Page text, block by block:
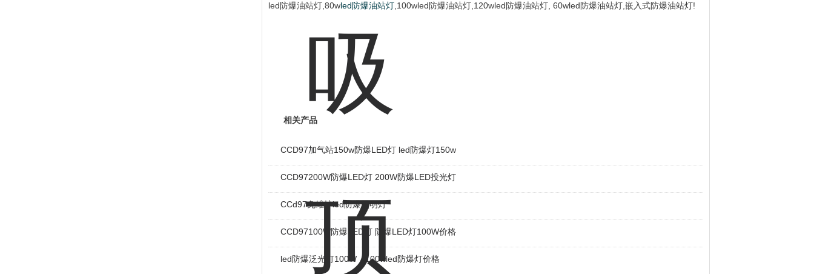
led防爆油站灯,80wled防爆油站灯 ,100wled防爆油站灯,120wled防爆油站灯, 60wled防爆油站灯,嵌入式防爆油站灯!
相关产品
CCD97加气站150w防爆LED灯 led防爆灯150w
CCD97200W防爆LED灯 200W防爆LED投光灯
CCd97免维护led防爆照明灯
CCD97100W防爆LED灯 防爆LED灯100W价格
led防爆泛光灯100W，100wled防爆灯价格